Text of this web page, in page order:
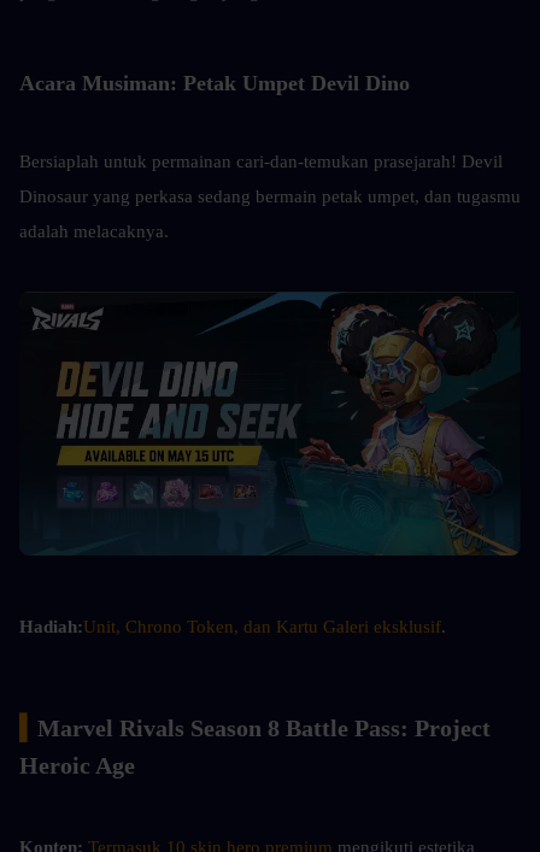
Acara Musiman: Petak Umpet Devil Dino
Bersiaplah untuk permainan cari-dan-temukan prasejarah! Devil
Dinosaur yang perkasa sedang bermain petak umpet, dan tugasmu
adalah melacaknya.
Hadiah:Unit, Chrono Token, dan Kartu Galeri eksklusif.
Marvel Rivals Season 8 Battle Pass: Project
Heroic Age
Konten: Termasuk 10 skin hero premium mengikuti estetika